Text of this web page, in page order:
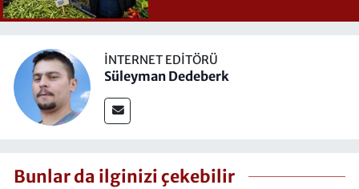
İNTERNET EDITÖRÜ
Süleyman Dedeberk
Bunlar da ilginizi çekebilir